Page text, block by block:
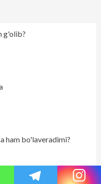
g'olib?
ham bo'laveradimi?